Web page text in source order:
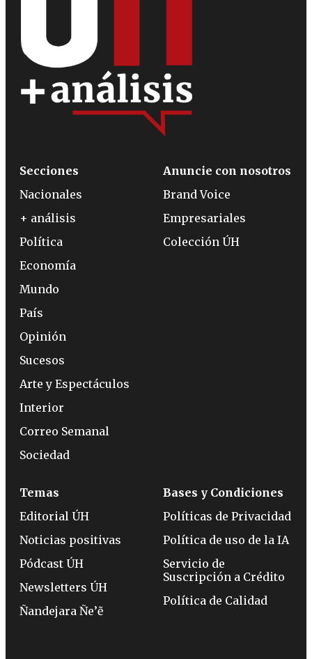
Secciones
Nacionales
+ análisis
Política
Economía
Mundo
País
Opinión
Sucesos
Arte y Espectáculos
Interior
Correo Semanal
Sociedad
Anuncie con nosotros
Brand Voice
Empresariales
Colección ÚH
Temas
Editorial ÚH
Noticias positivas
Pódcast ÚH
Newsletters ÚH
Ñandejara Ñe’ẽ
Bases y Condiciones
Políticas de Privacidad
Política de uso de la IA
Servicio de
Suscripción a Crédito
Política de Calidad